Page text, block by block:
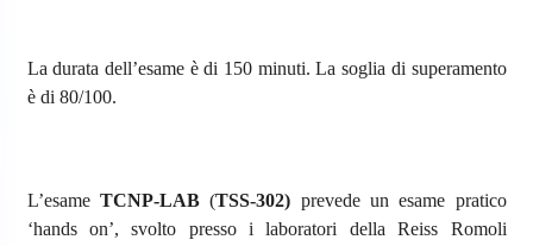
La durata dell’esame è di 150 minuti. La soglia di superamento
è di 80/100.
L’esame TCNP-LAB(TSS-302) prevede un esame pratico
‘hands on’, svolto presso i laboratori della Reiss Romoli